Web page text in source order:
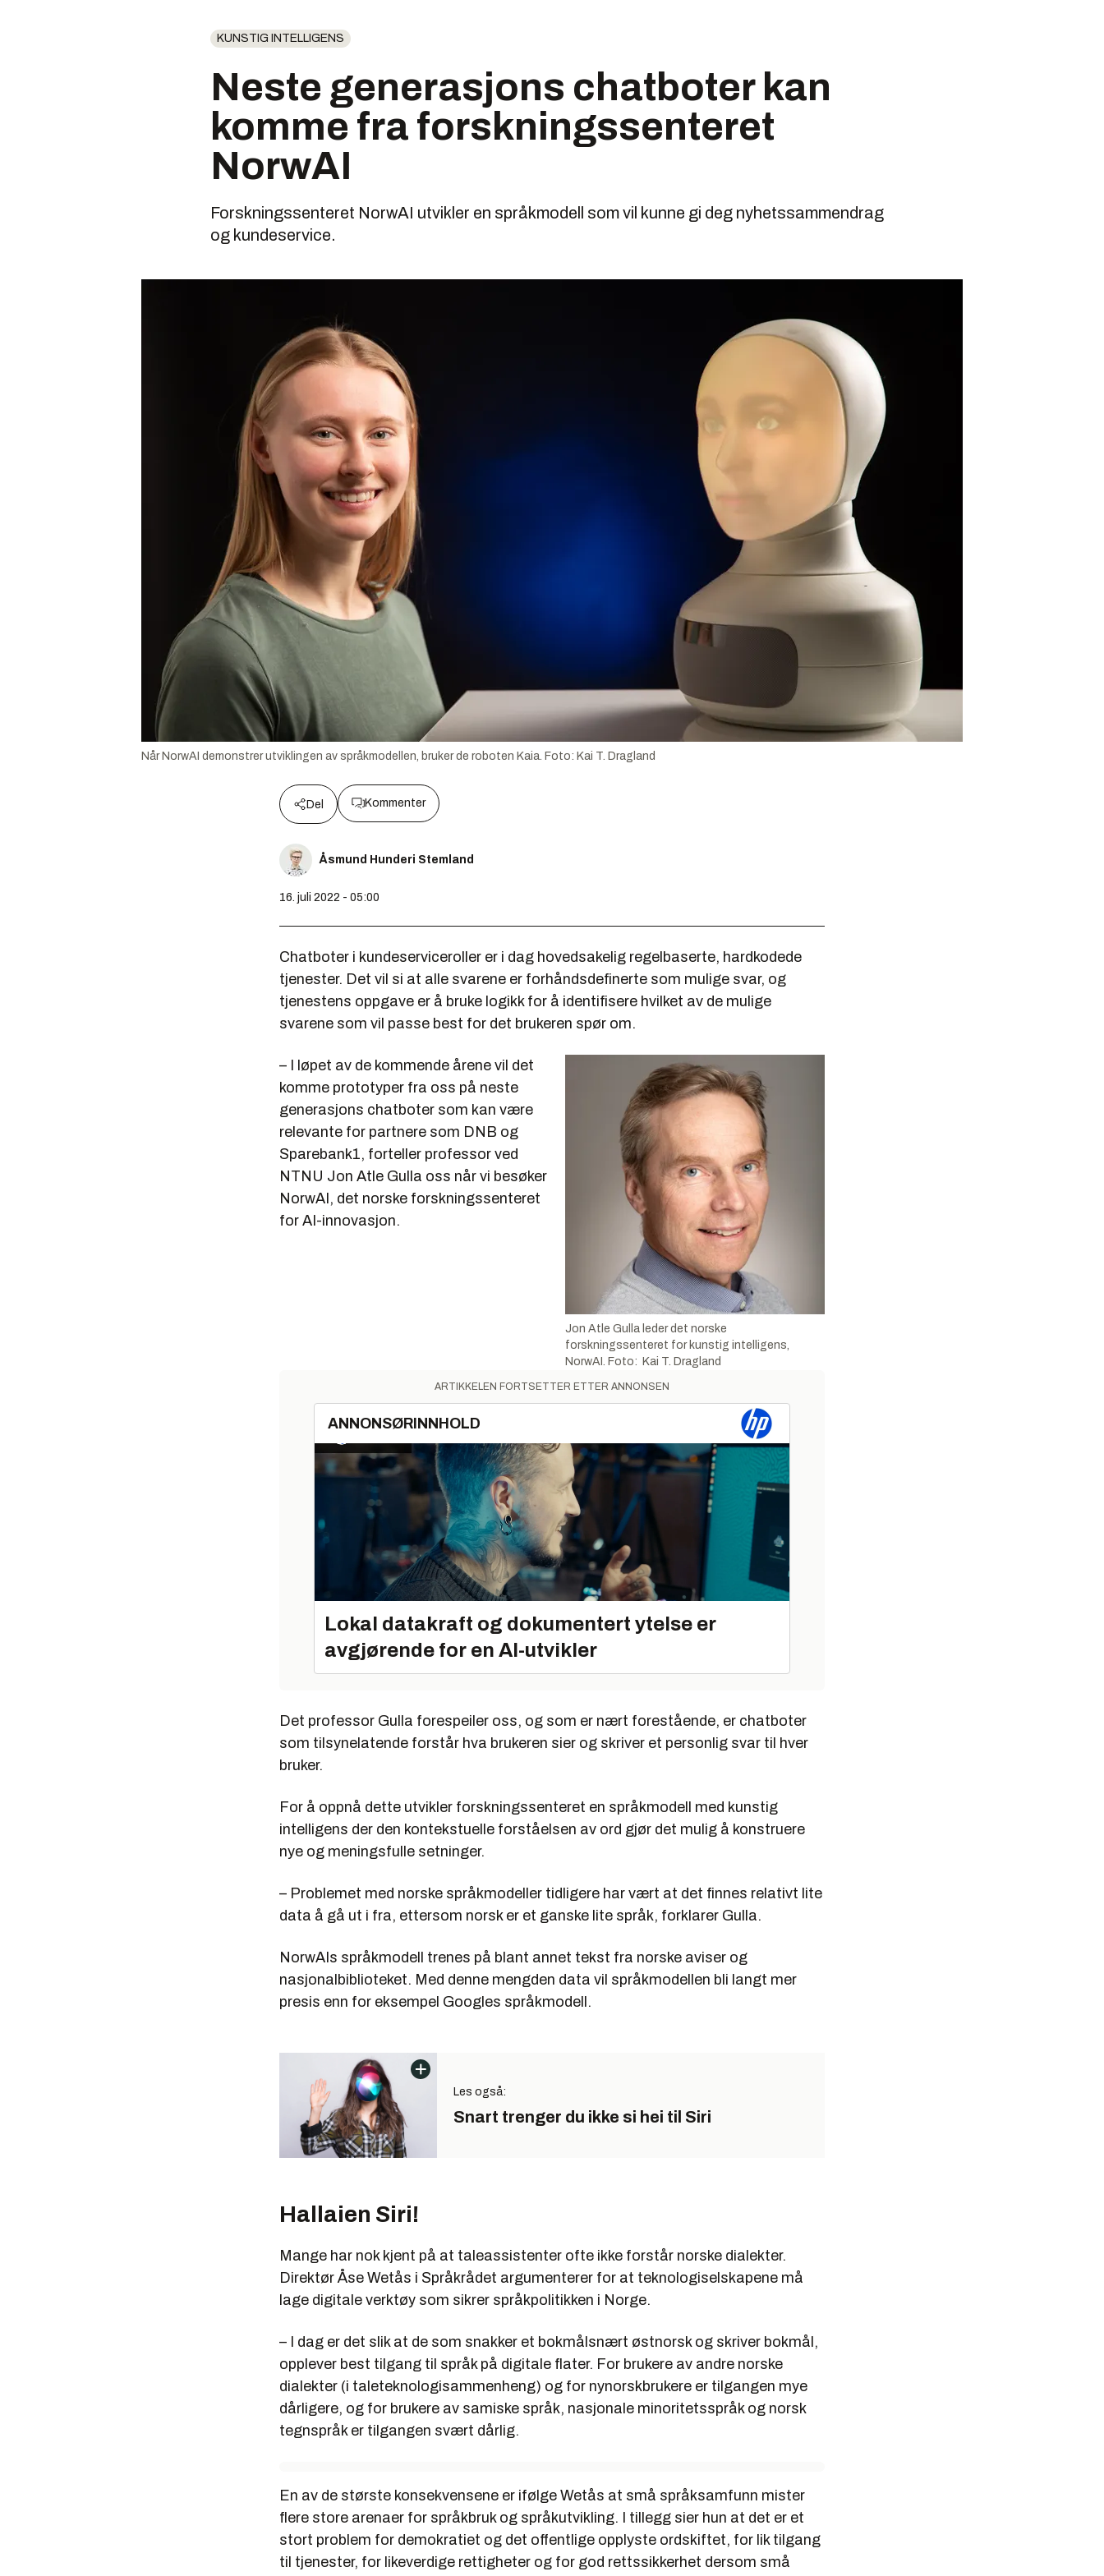
KUNSTIG INTELLIGENS
Neste generasjons chatboter kan
komme fra forskningssenteret
NorwAI
Forskningssenteret NorwAI utvikler en språkmodell som vil kunne gi deg nyhetssammendrag
og kundeservice.
Når NorwAI demonstrer utviklingen av språkmodellen, bruker de roboten Kaia. Foto: Kai T. Dragland
Del Kommenter
Åsmund Hunderi Stemland
16. juli 2022 - 05:00
Chatboter i kundeserviceroller er i dag hovedsakelig regelbaserte, hardkodede
tjenester. Det vil si at alle svarene er forhåndsdefinerte som mulige svar, og
tjenestens oppgave er å bruke logikk for å identifisere hvilket av de mulige
svarene som vil passe best for det brukeren spør om.
Jon Atle Gulla leder det norske
forskningssenteret for kunstig intelligens,
NorwAI. Foto: Kai T. Dragland
– I løpet av de kommende årene vil det
komme prototyper fra oss på neste
generasjons chatboter som kan være
relevante for partnere som DNB og
Sparebank1, forteller professor ved
NTNU Jon Atle Gulla oss når vi besøker
NorwAI, det norske forskningssenteret
for AI-innovasjon.
ARTIKKELEN FORTSETTER ETTER ANNONSEN
ANNONSØRINNHOLD
Lokal datakraft og dokumentert ytelse er
avgjørende for en AI-utvikler
Det professor Gulla forespeiler oss, og som er nært forestående, er chatboter
som tilsynelatende forstår hva brukeren sier og skriver et personlig svar til hver
bruker.
For å oppnå dette utvikler forskningssenteret en språkmodell med kunstig
intelligens der den kontekstuelle forståelsen av ord gjør det mulig å konstruere
nye og meningsfulle setninger.
– Problemet med norske språkmodeller tidligere har vært at det finnes relativt lite
data å gå ut i fra, ettersom norsk er et ganske lite språk, forklarer Gulla.
NorwAIs språkmodell trenes på blant annet tekst fra norske aviser og
nasjonalbiblioteket. Med denne mengden data vil språkmodellen bli langt mer
presis enn for eksempel Googles språkmodell.
Les også:
Snart trenger du ikke si hei til Siri
Hallaien Siri!
Mange har nok kjent på at taleassistenter ofte ikke forstår norske dialekter.
Direktør Åse Wetås i Språkrådet argumenterer for at teknologiselskapene må
lage digitale verktøy som sikrer språkpolitikken i Norge.
– I dag er det slik at de som snakker et bokmålsnært østnorsk og skriver bokmål,
opplever best tilgang til språk på digitale flater. For brukere av andre norske
dialekter (i taleteknologisammenheng) og for nynorskbrukere er tilgangen mye
dårligere, og for brukere av samiske språk, nasjonale minoritetsspråk og norsk
tegnspråk er tilgangen svært dårlig.
En av de største konsekvensene er ifølge Wetås at små språksamfunn mister
flere store arenaer for språkbruk og språkutvikling. I tillegg sier hun at det er et
stort problem for demokratiet og det offentlige opplyste ordskiftet, for lik tilgang
til tjenester, for likeverdige rettigheter og for god rettssikkerhet dersom små